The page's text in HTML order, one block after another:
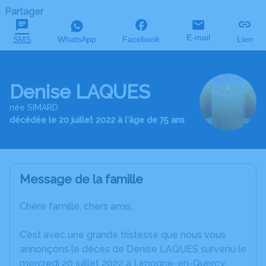
Partager
SMS WhatsApp Facebook E-mail Lien
Denise LAQUES
née SIMARD
décédée le 20 juillet 2022 à l'âge de 75 ans
Message de la famille
Chère famille, chers amis,
C’est avec une grande tristesse que nous vous
annonçons le décès de Denise LAQUES survenu le
mercredi 20 juillet 2022 à Limogne-en-Quercy.